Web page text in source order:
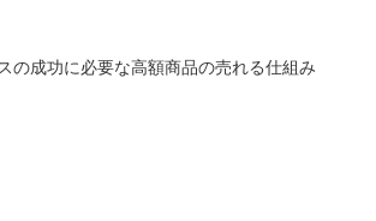
の成功に必要な高額商品の売れる仕組み